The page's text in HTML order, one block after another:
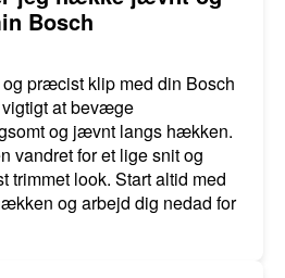
Bosch
præcist klip med din Bosch
at bevæge
og jævnt langs hækken.
vandret for et lige snit og
trimmet look. Start altid med
og arbejd dig nedad for